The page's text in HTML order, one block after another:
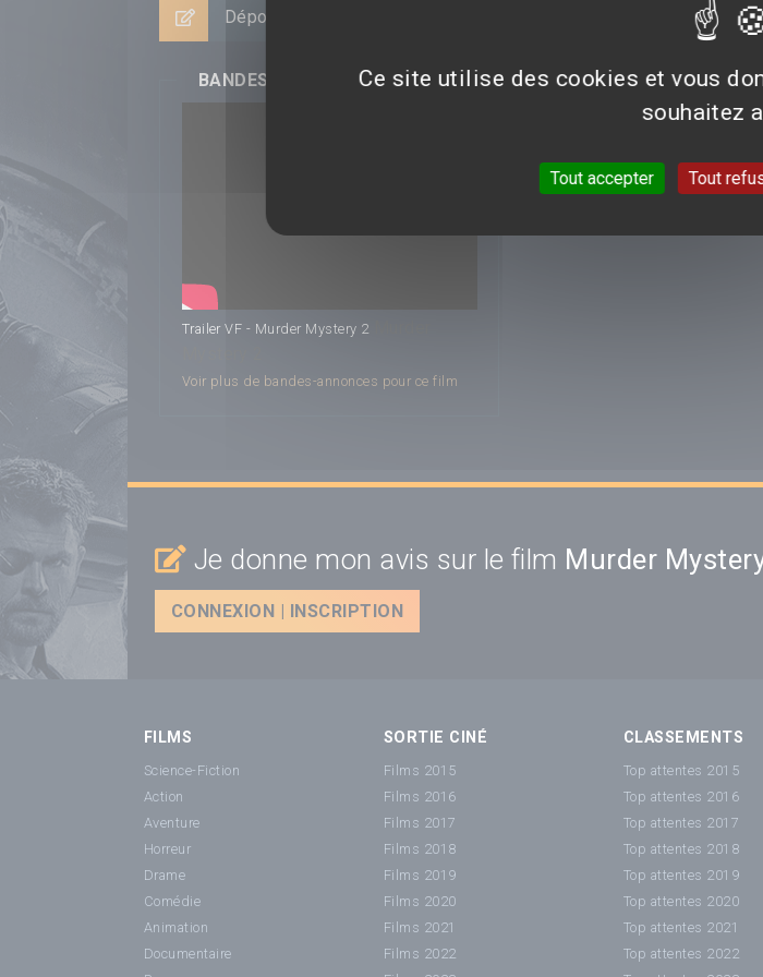
Déposer un avis
BANDES-ANNONCES
Trailer VF - Murder Mystery 2
Voir plus de bandes-annonces pour ce film
AVIS/CRITIQUE DU FILM
Aucun avis n'est pour le
Je donne mon avis sur le film Murder
CONNEXION | INSCRIPTION
FILMS
Science-Fiction
Action
Aventure
Horreur
Drame
Comédie
Animation
Documentaire
SORTIE CINÉ
Films 2015
Films 2016
Films 2017
Films 2018
Films 2019
Films 2020
Films 2021
Films 2022
CLASSEMENTS
Top attentes 2015
Top attentes 2016
Top attentes 2017
Top attentes 2018
Top attentes 2019
Top attentes 2020
Top attentes 2021
Top attentes 2022
Ce site utilise des cookies et vous
souhaitez
Tout accepter Tout